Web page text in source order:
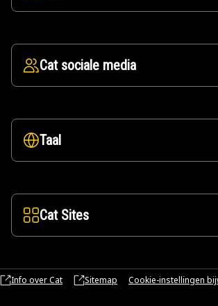
Cat sociale media
Taal
Cat Sites
Info over Cat Sitemap Cookie-instellingen